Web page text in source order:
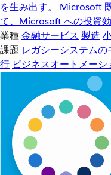
を生み出す。
Microsoft
て、Microsoft への投資効
業種金融サービス 製造
課題 レガシーシステム
行 ビジネスオートメーシ